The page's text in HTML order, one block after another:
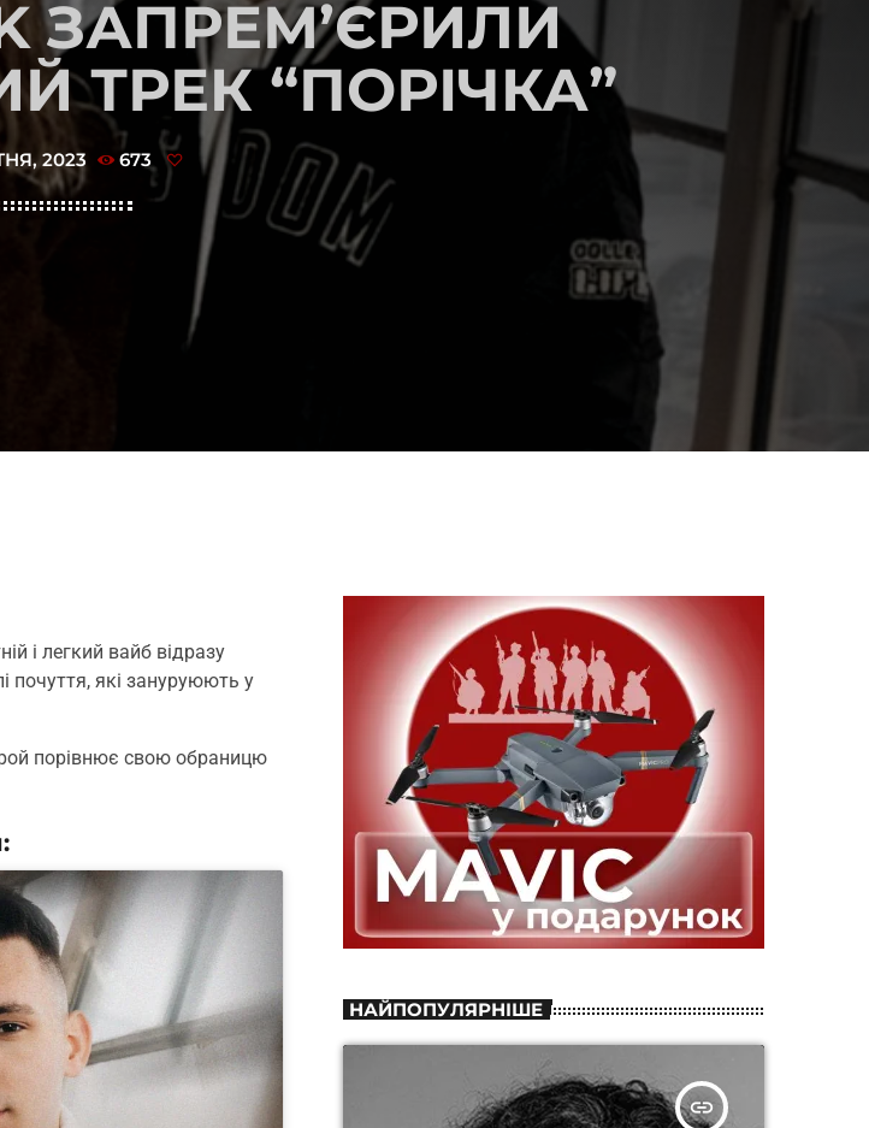
ЗАПРЕМ’ЄРИЛИ
ТРЕК “ПОРІЧКА”
2023 673
і легкий вайб відразу
почуття, які зануруюють у
порівнює свою обраницю
НАЙПОПУЛЯРНІШЕ
insert_link